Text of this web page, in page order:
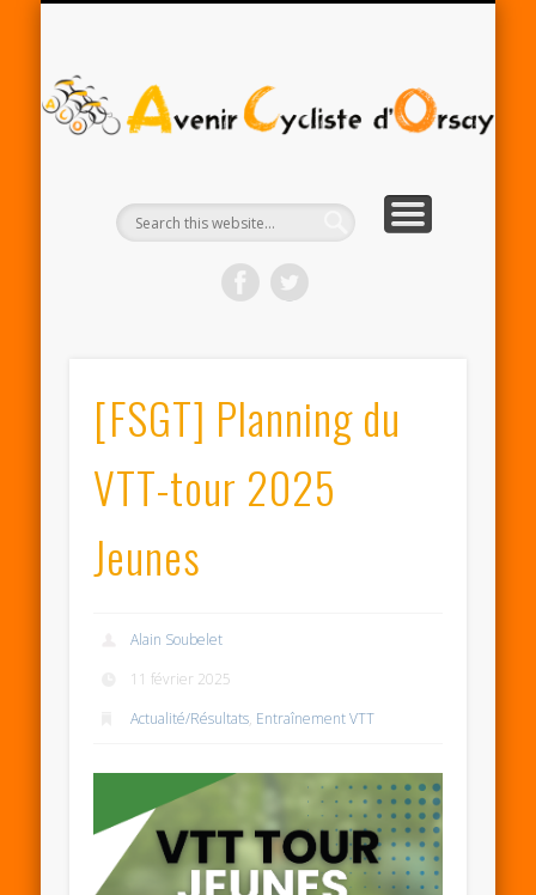
[FSGT] Planning du
VTT-tour 2025
Jeunes
Alain Soubelet
11 février 2025
Actualité/Résultats, Entraînement VTT